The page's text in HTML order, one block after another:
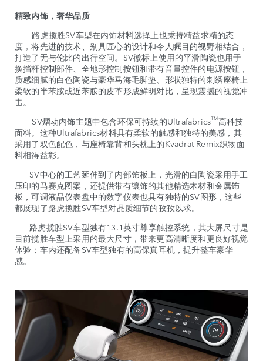
精致内饰，奢华品质
路虎揽胜SV车型在内饰材料选择上也秉持精益求精的态
度，将先进的技术、别具匠心的设计和令人瞩目的视野相结合，
打造了无与伦比的出行空间。SV徽标上使用的平滑陶瓷也用于
换挡杆控制部件、全地形控制按钮和带有音量控件的电源按钮，
质感细腻的白色陶瓷与豪华马海毛脚垫、形状独特的刺绣座椅上
柔软的半苯胺或近苯胺的皮革形成鲜明对比，呈现震撼的视觉冲
击。
SV熠动内饰主题中包含环保可持续的UltrafabricsTM高科技
面料。这种Ultrafabrics材料具有柔软的触感和独特的美感，其
采用了双色配色，与座椅靠背和头枕上的Kvadrat Remix织物面
料相得益彰。
SV中心的工艺延伸到了内部饰板上，光滑的白陶瓷采用手工
压印的马赛克图案，还提供带有镶饰的其他精选木材和金属饰
板，可调液晶仪表盘中的数字仪表也具有独特的SV图形，这些
都展现了路虎揽胜SV车型对品质细节的孜孜以求。
路虎揽胜SV车型独有13.1英寸尊享触控系统，其大屏尺寸是
目前揽胜车型上采用的最大尺寸，带来更高清晰度和更良好视觉
体验；车内还配备SV车型独有的高保真耳机，提升整车豪华
感。